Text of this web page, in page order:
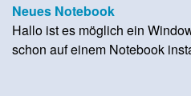
Neues Notebook
Hallo ist es möglich ein
schon auf einem Notebook